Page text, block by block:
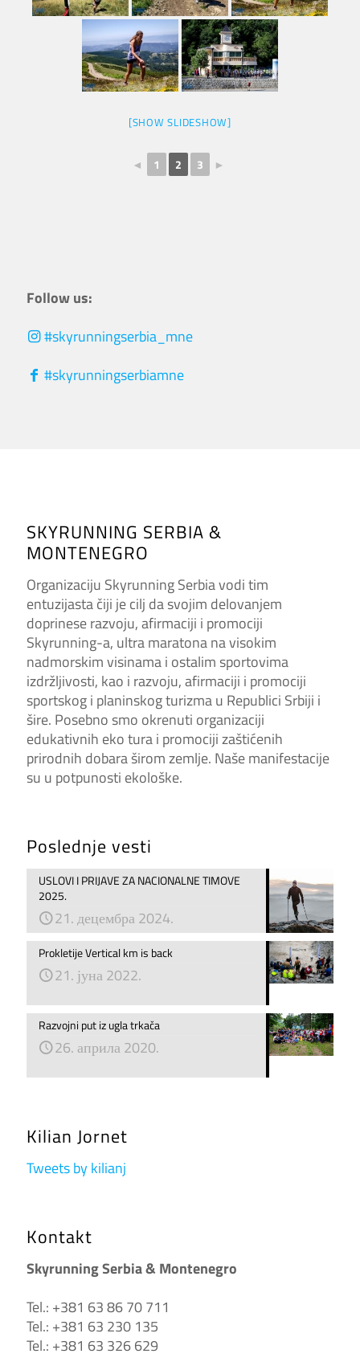
[SHOW SLIDESHOW]
◄ 1 2 3 ►
Follow us:
#skyrunningserbia_mne
#skyrunningserbiamne
SKYRUNNING SERBIA &
MONTENEGRO
Organizaciju Skyrunning Serbia vodi tim
entuzijasta čiji je cilj da svojim delovanjem
doprinese razvoju, afirmaciji i promociji
Skyrunning-a, ultra maratona na visokim
nadmorskim visinama i ostalim sportovima
izdržljivosti, kao i razvoju, afirmaciji i promociji
sportskog i planinskog turizma u Republici Srbiji i
šire. Posebno smo okrenuti organizaciji
edukativnih eko tura i promociji zaštićenih
prirodnih dobara širom zemlje. Naše manifestacije
su u potpunosti ekološke.
Poslednje vesti
USLOVI I PRIJAVE ZA NACIONALNE TIMOVE
2025.
21. децембра 2024.
Prokletije Vertical km is back
21. јуна 2022.
Razvojni put iz ugla trkača
26. априла 2020.
Kilian Jornet
Tweets by kilianj
Kontakt
Skyrunning Serbia & Montenegro
Tel.: +381 63 86 70 711
Tel.: +381 63 230 135
Tel.: +381 63 326 629